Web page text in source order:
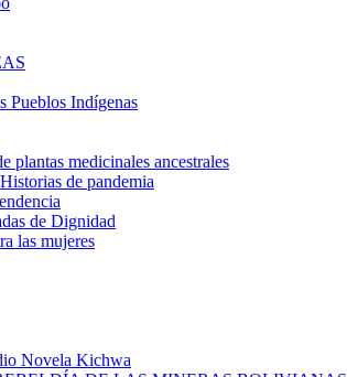
Pueblos Indígenas
plantas medicinales ancestrales
de pandemia
de Dignidad
las mujeres
Novela Kichwa